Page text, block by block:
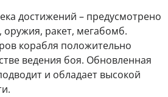
достижений – предусмотрено
ракет, мегабомб.
корабля положительно
ведения боя. Обновленная
и обладает высокой